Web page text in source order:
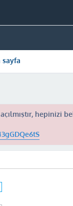
sayfa
hepinizi